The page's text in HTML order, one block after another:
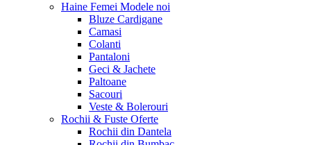
Haine Femei Modele noi
Bluze Cardigane
Camasi
Colanti
Pantaloni
Geci & Jachete
Paltoane
Sacouri
Veste & Bolerouri
Rochii & Fuste Oferte
Rochii din Dantela